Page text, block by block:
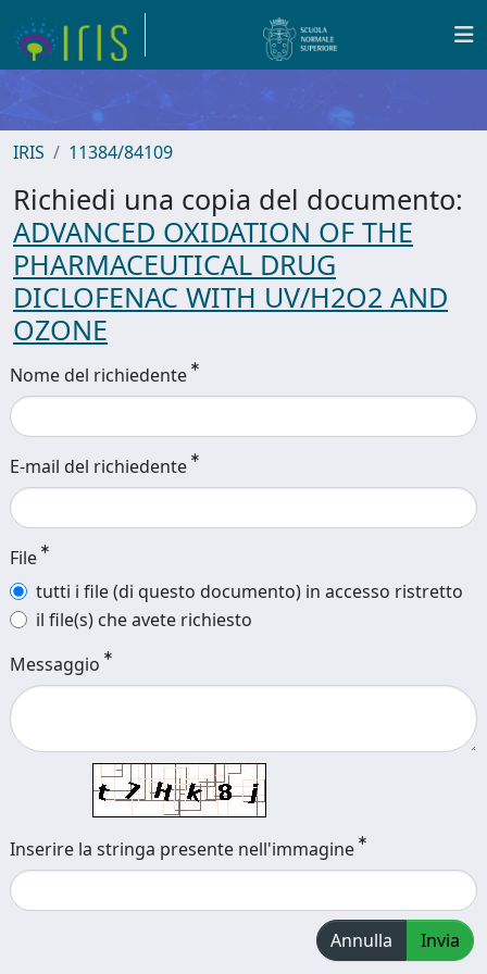
IRIS 11384/84109
Richiedi una copia del documento:
ADVANCED OXIDATION OF THE
PHARMACEUTICAL DRUG
DICLOFENAC WITH UV/H2O2 AND
OZONE
Nome del richiedente
E-mail del richiedente
File
tutti i file (di questo documento) in accesso ristretto
il file(s) che avete richiesto
Messaggio
Inserire la stringa presente nell'immagine
Annulla Invia